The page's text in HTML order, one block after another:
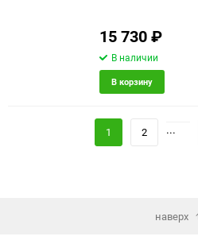
15 730₽
В наличии
В корзину
1 2 ...
наверх